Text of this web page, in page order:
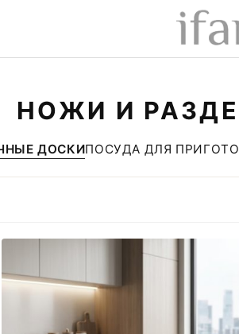
НОЖИ И
ДОСКИПОСУДА ДЛЯ